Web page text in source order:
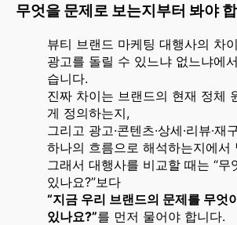
무엇을 문제로 보는지부터 봐야
뷰티 브랜드 마케팅 대행사의 차
광고를 돌릴 수 있느냐 없느냐에
습니다.
진짜 차이는 브랜드의 현재 정체
게 정의하는지,
그리고 광고·콘텐츠·상세·리뷰·재
하나의 흐름으로 해석하는지에서
그래서 대행사를 비교할 때는 “무
있나요?”보다
“지금 우리 브랜드의 문제를 무엇
있나요?”를 먼저 물어야 합니다.